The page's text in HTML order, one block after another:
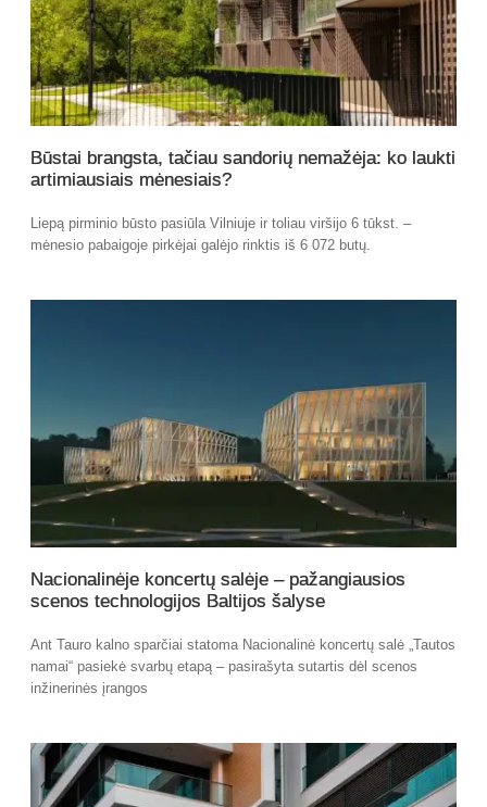
Būstai brangsta, tačiau sandorių nemažėja: ko laukti
artimiausiais mėnesiais?
Liepą pirminio būsto pasiūla Vilniuje ir toliau viršijo 6 tūkst. –
mėnesio pabaigoje pirkėjai galėjo rinktis iš 6 072 butų.
Nacionalinėje koncertų salėje – pažangiausios
scenos technologijos Baltijos šalyse
Ant Tauro kalno sparčiai statoma Nacionalinė koncertų salė „Tautos
namai“ pasiekė svarbų etapą – pasirašyta sutartis dėl scenos
inžinerinės įrangos